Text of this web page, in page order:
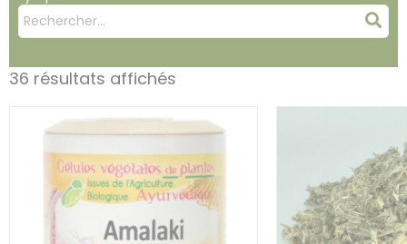
Mots
clés
:
36 résultats affichés